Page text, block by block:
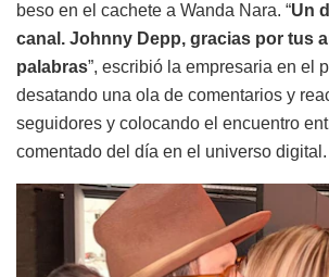
beso en el cachete a Wanda Nara. “Un
canal. Johnny Depp, gracias por tus
palabras”, escribió la empresaria en el
desatando una ola de comentarios y
seguidores y colocando el encuentro
comentado del día en el universo digital.